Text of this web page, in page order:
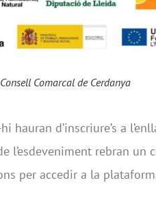
Comarcal de Cerdanya
hauran d’inscriure’s a
l’esdeveniment rebran un
per accedir a la